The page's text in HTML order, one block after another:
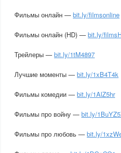
Фильмы онлайн — bit.ly/filmsonline
Фильмы онлайн (HD) — bit.ly/
Трейлеры — bit.ly/1tM4897
Лучшие моменты — bit.ly/1xB4T4k
Фильмы комедии — bit.ly/1AlZ5hr
Фильмы про войну — bit.ly/
Фильмы про любовь — bit.ly/